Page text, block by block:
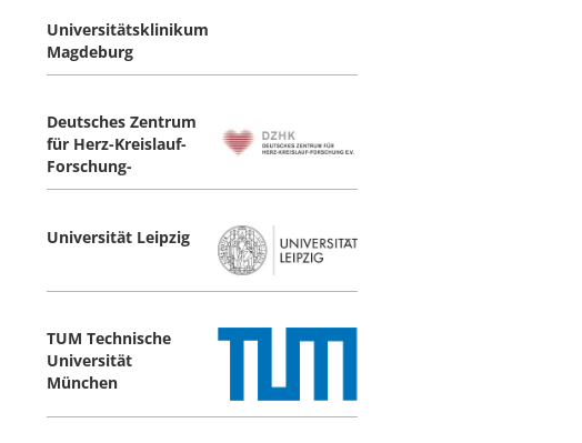
Universitätsklinikum
Magdeburg
Deutsches Zentrum
für Herz-Kreislauf-
Forschung-
Universität Leipzig
TUM Technische
Universität
München